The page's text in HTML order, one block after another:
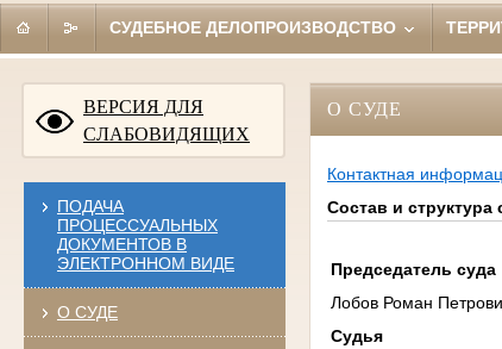
СУДЕБНОЕ ДЕЛОПРОИЗВОДСТВО
ВЕРСИЯ ДЛЯ
СЛАБОВИДЯЩИХ
ПОДАЧА
ПРОЦЕССУАЛЬНЫХ
ДОКУМЕНТОВ В
ЭЛЕКТРОННОМ ВИДЕ
О СУДЕ
О СУДЕ
Контактная
Состав и структура
Председатель суда
Лобов Роман
Судья